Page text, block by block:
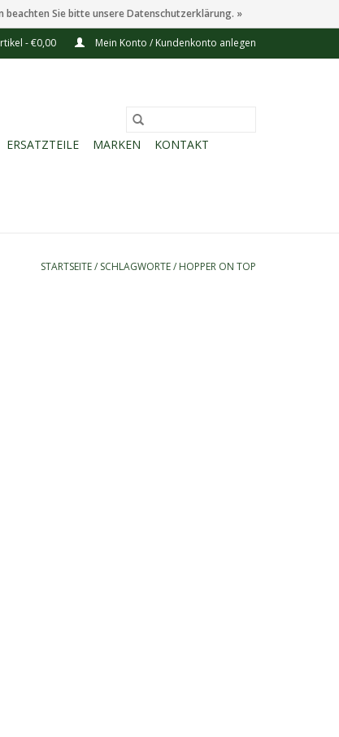
- €0,00 Mein Konto / Kundenkonto anlegen
ERSATZTEILE MARKEN
KONTAKT
STARTSEITE/ SCHLAGWORTE/ HOPPER ON TOP
Sie bitte unsere Datenschutzerklärung. »